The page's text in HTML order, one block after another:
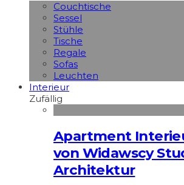
Couchtische
Sessel
Stühle
Tische
Regale
Sofas
Leuchten
Interieur
Zufällig
Apart­ment
von Widawscy
Architektur